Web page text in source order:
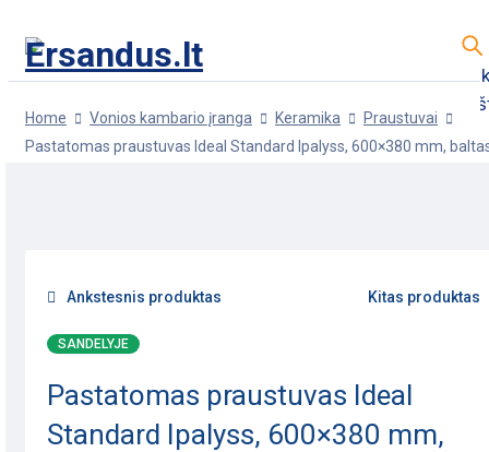
Prekių katalogas nuolat atnaujinamas. Neradę
prekės, susisiekite su mumis telefonu arba el.
Židiniai, krosnelės ir pirtys
Home Vonios kambario įranga Keramika
Praustuvai
Pastatomas praustuvas Ideal Standard Ipalyss, 600×380 mm,
Ankstesnis produktas
Kitas produktas
SANDELYJE
Pastatomas praustuvas Ideal
Standard Ipalyss, 600×380 mm,